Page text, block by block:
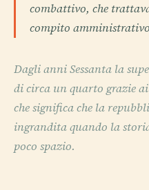
combattivo, che
compito
Dagli anni Sessanta la
di circa un quarto grazie
che significa che la
ingrandita quando la
poco spazio.